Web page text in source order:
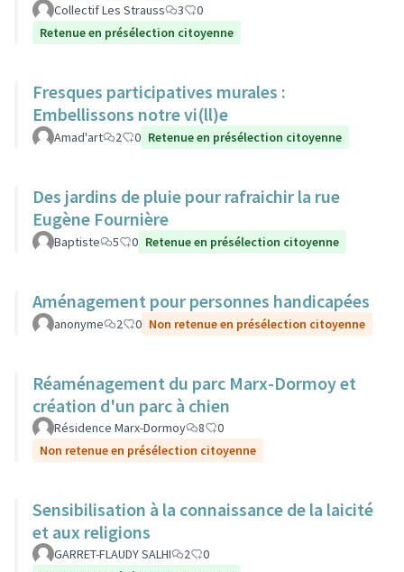
Collectif Les Strauss 3
0
Retenue en présélection citoyenne
Fresques participatives murales :
Embellissons notre vi(ll)e
Amad'art 2 0 Retenue en présélection citoyenne
Des jardins de pluie pour rafraichir la rue
Eugène Fournière
Baptiste 5 0 Retenue en présélection citoyenne
Aménagement pour personnes handicapées
anonyme 2 0 Non retenue en présélection citoyenne
Réaménagement du parc Marx-Dormoy et
création d'un parc à chien
Résidence Marx-Dormoy 8
0
Non retenue en présélection citoyenne
Sensibilisation à la connaissance de la laicité
et aux religions
GARRET-FLAUDY SALHI 2
0